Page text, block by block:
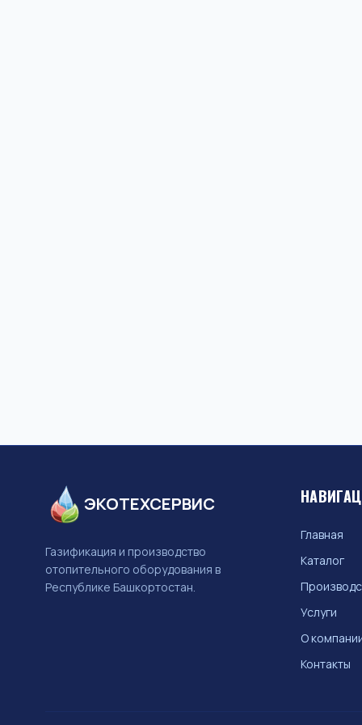
ЭКОТЕХСЕРВИС
Газификация и производство
отопительного оборудования в
Республике Башкортостан.
Главная
Каталог
Услуги
О
Контакты